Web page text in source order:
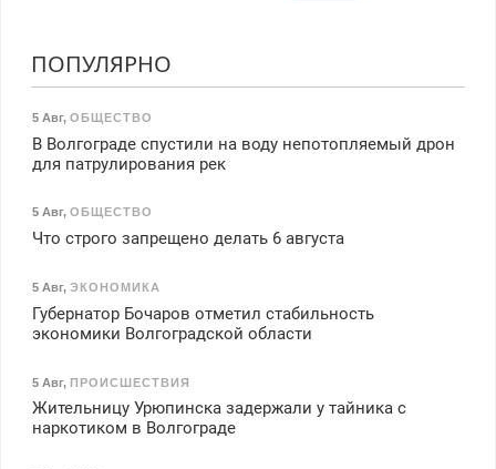
ПОПУЛЯРНО
5 Авг, ОБЩЕСТВО
В Волгограде спустили на воду непотопляемый дрон
для патрулирования рек
5 Авг, ОБЩЕСТВО
Что строго запрещено делать 6 августа
5 Авг, ЭКОНОМИКА
Губернатор Бочаров отметил стабильность
экономики Волгоградской области
5 Авг, ПРОИСШЕСТВИЯ
Жительницу Урюпинска задержали у тайника с
наркотиком в Волгограде